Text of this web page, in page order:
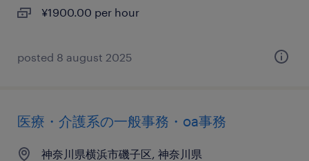
¥1900.00 per hour
posted 8 august 2025
医療・介護系の一般事務・oa事務
神奈川県横浜市磯子区, 神奈川県